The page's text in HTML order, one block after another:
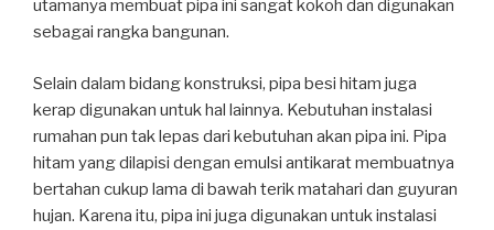
utamanya membuat pipa ini sangat kokoh dan digunakan
sebagai rangka bangunan.
Selain dalam bidang konstruksi, pipa besi hitam juga
kerap digunakan untuk hal lainnya. Kebutuhan instalasi
rumahan pun tak lepas dari kebutuhan akan pipa ini. Pipa
hitam yang dilapisi dengan emulsi antikarat membuatnya
bertahan cukup lama di bawah terik matahari dan guyuran
hujan. Karena itu, pipa ini juga digunakan untuk instalasi